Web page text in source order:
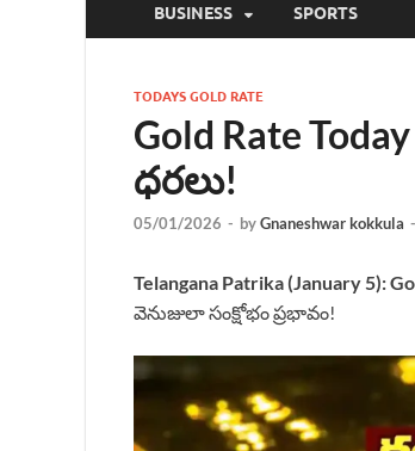
BUSINESS SPORTS
TODAYS GOLD RATE
Gold Rate
ధరలు!
05/01/2026 - byGnaneshwar kokkula -
Telangana Patrika (January 5):
వెనుజులా సంక్షోభం ప్రభావం!